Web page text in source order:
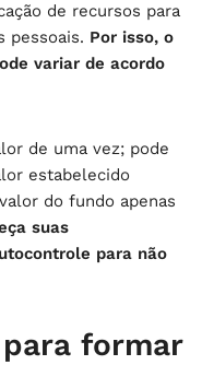
de recursos para
pessoais. Por isso, o
variar de acordo
de uma vez; pode
estabelecido
do fundo apenas
suas
para não
formar